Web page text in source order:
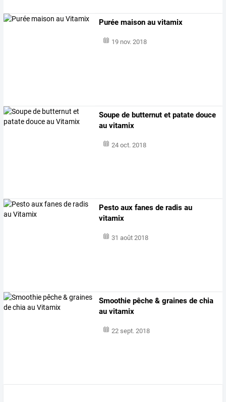
Purée maison au vitamix
19 nov. 2018
Soupe de butternut et patate douce
au vitamix
24 oct. 2018
Pesto aux fanes de radis au
vitamix
31 août 2018
Smoothie pêche & graines de chia
au vitamix
22 sept. 2018